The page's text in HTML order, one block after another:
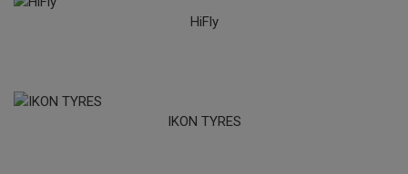
HiFly
IKON TYRES